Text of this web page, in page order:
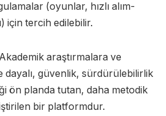
(oyunlar, hızlı alım-
için tercih edilebilir.
Akademik araştırmalara ve
dayalı, güvenlik, sürdürülebilirlik
ön planda tutan, daha metodik
bir platformdur.